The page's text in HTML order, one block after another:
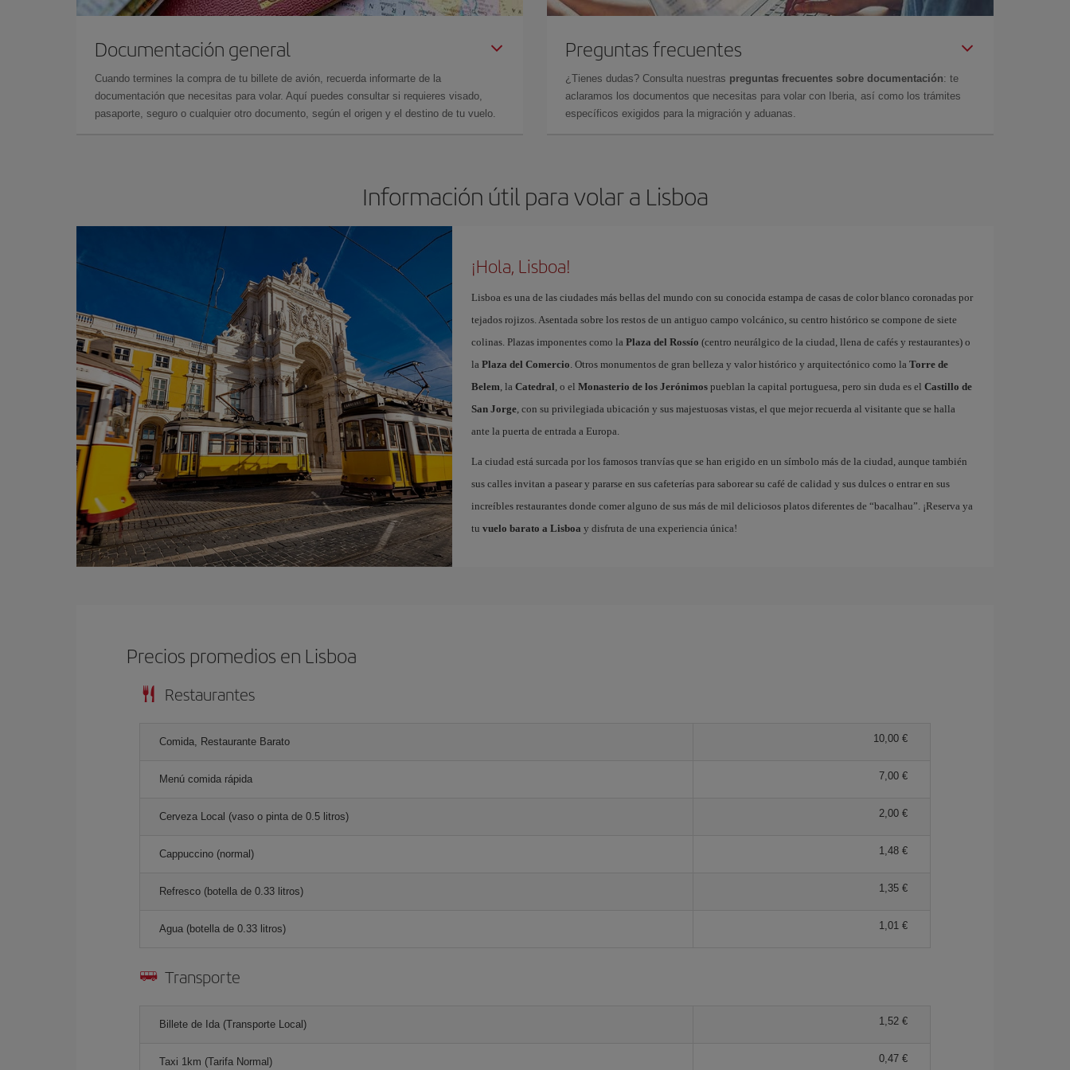
Documentación general
Cuando termines la compra de tu billete de avión, recuerda informarte de la
documentación que necesitas para volar. Aquí puedes consultar si requieres visado,
pasaporte, seguro o cualquier otro documento, según el origen y el destino de tu vuelo.
Preguntas frecuentes
¿Tienes dudas? Consulta nuestras preguntas frecuentes sobre documentación: te
aclaramos los documentos que necesitas para volar con Iberia, así como los trámites
específicos exigidos para la migración y aduanas.
Información útil para volar a Lisboa
¡Hola, Lisboa!
Lisboa es una de las ciudades más bellas del mundo con su conocida estampa de casas de color blanco coronadas por
tejados rojizos. Asentada sobre los restos de un antiguo campo volcánico, su centro histórico se compone de siete
colinas. Plazas imponentes como la Plaza del Rossío (centro neurálgico de la ciudad, llena de cafés y restaurantes) o
la Plaza del Comercio. Otros monumentos de gran belleza y valor histórico y arquitectónico como la Torre de
Belem, la Catedral, o el Monasterio de los Jerónimospueblan la capital portuguesa, pero sin duda es el Castillo de
San Jorge, con su privilegiada ubicación y sus majestuosas vistas, el que mejor recuerda al visitante que se halla
ante la puerta de entrada a Europa.
La ciudad está surcada por los famosos tranvías que se han erigido en un símbolo más de la ciudad, aunque también
sus calles invitan a pasear y pararse en sus cafeterías para saborear su café de calidad y sus dulces o entrar en sus
increíbles restaurantes donde comer alguno de sus más de mil deliciosos platos diferentes de “bacalhau”. ¡Reserva ya
tu vuelo barato a Lisboa y disfruta de una experiencia única!
Precios promedios en Lisboa
Restaurantes
Comida, Restaurante Barato 10,00 €
Menú comida rápida 7,00 €
Cerveza Local (vaso o pinta de 0.5 litros) 2,00 €
Cappuccino (normal) 1,48 €
Refresco (botella de 0.33 litros) 1,35 €
Agua (botella de 0.33 litros) 1,01 €
Transporte
Billete de Ida (Transporte Local) 1,52 €
Taxi 1km (Tarifa Normal) 0,47 €